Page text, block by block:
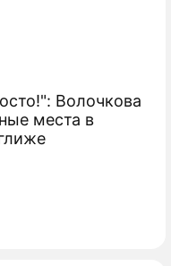
Волочкова
места в